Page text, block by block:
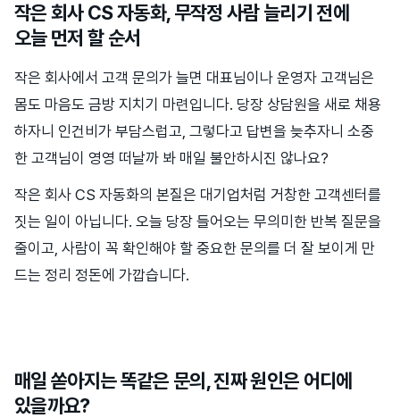
작은 회사 CS 자동화, 무작정 사람 늘리기 전에
오늘 먼저 할 순서
작은 회사에서 고객 문의가 늘면 대표님이나 운영자 고객님은
몸도 마음도 금방 지치기 마련입니다. 당장 상담원을 새로 채용
하자니 인건비가 부담스럽고, 그렇다고 답변을 늦추자니 소중
한 고객님이 영영 떠날까 봐 매일 불안하시진 않나요?
작은 회사 CS 자동화의 본질은 대기업처럼 거창한 고객센터를
짓는 일이 아닙니다. 오늘 당장 들어오는 무의미한 반복 질문을
줄이고, 사람이 꼭 확인해야 할 중요한 문의를 더 잘 보이게 만
드는 정리 정돈에 가깝습니다.
매일 쏟아지는 똑같은 문의, 진짜 원인은 어디에
있을까요?